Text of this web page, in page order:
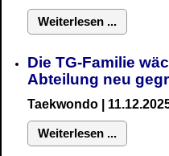
Weiterlesen ...
Die TG-Familie
Abteilung neu
Taekwondo |
Weiterlesen ...